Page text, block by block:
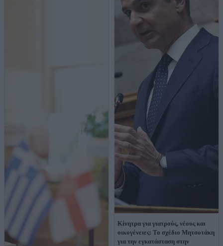
Κίνητρα για γιατρούς, νέους και
οικογένειες: Το σχέδιο Μητσοτάκη
για την εγκατάσταση στην